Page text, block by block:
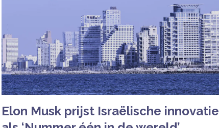
Elon Musk prijst Israëlische innovatie